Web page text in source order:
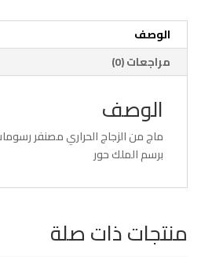
الوصف
مراجعات (0)
الوصف
ماج من الزجاج الحراري مصنفر
برسم الملك حور
منتجات ذات صلة